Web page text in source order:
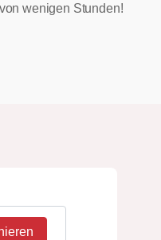
wenigen Stunden!